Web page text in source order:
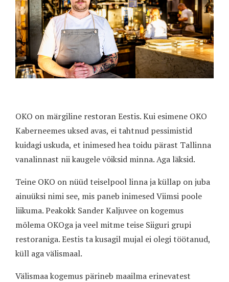
OKO on märgiline restoran Eestis. Kui esimene OKO
Kaberneemes uksed avas, ei tahtnud pessimistid
kuidagi uskuda, et inimesed hea toidu pärast Tallinna
vanalinnast nii kaugele võiksid minna. Aga läksid.
Teine OKO on nüüd teiselpool linna ja küllap on juba
ainuüksi nimi see, mis paneb inimesed Viimsi poole
liikuma. Peakokk Sander Kaljuvee on kogemus
mõlema OKOga ja veel mitme teise Siiguri grupi
restoraniga. Eestis ta kusagil mujal ei olegi töötanud,
küll aga välismaal.
Välismaa kogemus pärineb maailma erinevatest